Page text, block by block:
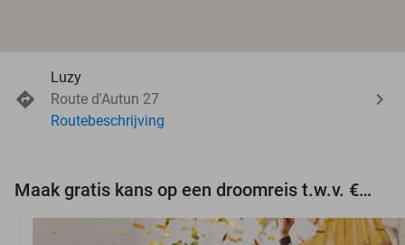
Luzy
Route d'Autun 27
Routebeschrijving
Maak gratis kans op een droomreis t.w.v. €3.000!